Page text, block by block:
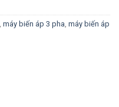
máy biến áp 3 pha máy biến áp